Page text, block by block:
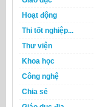
Hoạt động
Thi tốt nghiệp...
Thư viện
Khoa học
Công nghệ
Chia sẻ